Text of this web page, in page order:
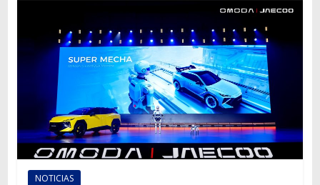
motos,
información
transporte
NOTICIAS